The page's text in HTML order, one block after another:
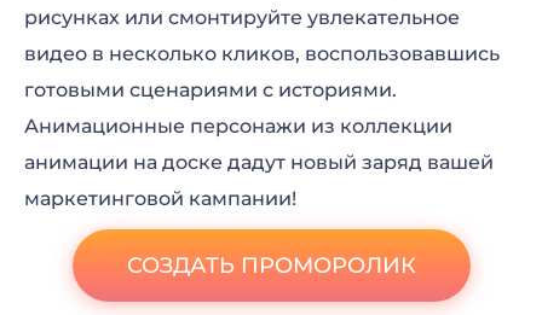
рисунках или смонтируйте увлекательное
видео в несколько кликов, воспользовавшись
готовыми сценариями с историями.
Анимационные персонажи из коллекции
анимации на доске дадут новый заряд вашей
маркетинговой кампании!
СОЗДАТЬ ПРОМОРОЛИК